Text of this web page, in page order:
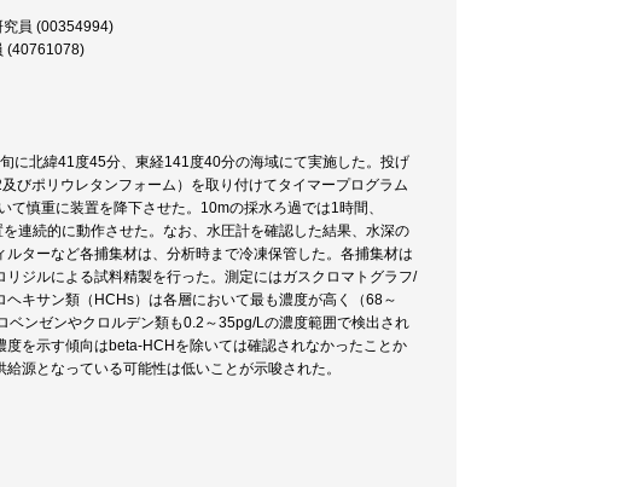
究員 (00354994)
(40761078)
に北緯41度45分、東経141度40分の海域にて実施した。投げ
びポリウレタンフォーム）を取り付けてタイマープログラム
慎重に装置を降下させた。10mの採水ろ過では1時間、
連続的に動作させた。なお、水圧計を確認した結果、水深の
ターなど各捕集材は、分析時まで冷凍保管した。各捕集材は
ジルによる試料精製を行った。測定にはガスクロマトグラフ/
キサン類（HCHs）は各層において最も濃度が高く（68～
ンゼンやクロルデン類も0.2～35pg/Lの濃度範囲で検出され
を示す傾向はbeta-HCHを除いては確認されなかったことか
源となっている可能性は低いことが示唆された。